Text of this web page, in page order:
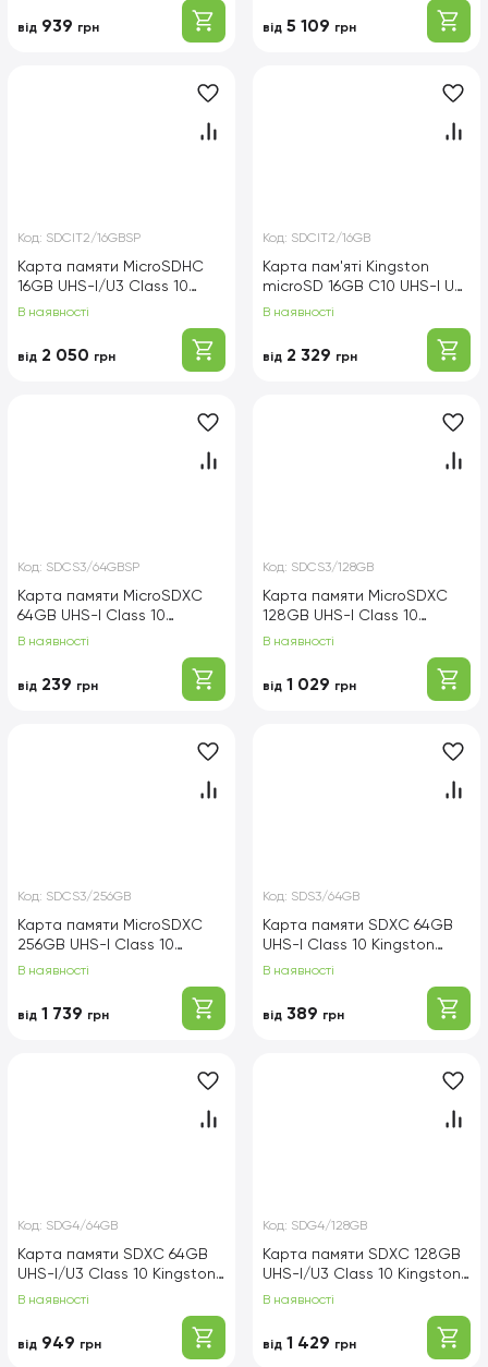
від 939 грн від 5 109 грн
Код: SDCIT2/16GBSP
Карта памяти MicroSDHC
16GB UHS-I/U3 Class 10
Kingston Industrial
В наявності
від 2 050 грн
Код: SDCIT2/16GB
Карта пам'яті Kingston
microSD 16GB C10 UHS-I U3
A2 V30 R100/W80MB/s + SD
В наявності
від 2 329 грн
Код: SDCS3/64GBSP
Карта памяти MicroSDXC
64GB UHS-I Class 10
Kingston Canvas Select
В наявності
від 239 грн
Код: SDCS3/128GB
Карта памяти MicroSDXC
128GB UHS-I Class 10
Kingston Canvas Select
адаптер (SDCS3/128GB)
В наявності
від 1 029 грн
Код: SDCS3/256GB
Карта памяти MicroSDXC
256GB UHS-I Class 10
Kingston Canvas Select
адаптер (SDCS3/256GB)
В наявності
від 1 739 грн
Код: SDS3/64GB
Карта памяти SDXC 64GB
UHS-I Class 10 Kingston
Canvas Select Plus
R100MB/s (SDS3/64GB)
В наявності
від 389 грн
Код: SDG4/64GB
Карта памяти SDXC 64GB
UHS-I/U3 Class 10 Kingston
Canvas Go! Plus
В наявності
від 949 грн
Код: SDG4/128GB
Карта памяти SDXC 128GB
UHS-I/U3 Class 10 Kingston
Canvas Go! Plus
В наявності
від 1 429 грн